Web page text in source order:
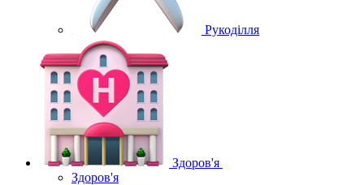
Рукоділля
Здоров'я
Здоров'я